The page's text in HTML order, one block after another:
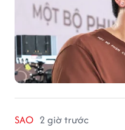
SAO 2 giờ trước